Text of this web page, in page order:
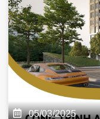
05/03/2025